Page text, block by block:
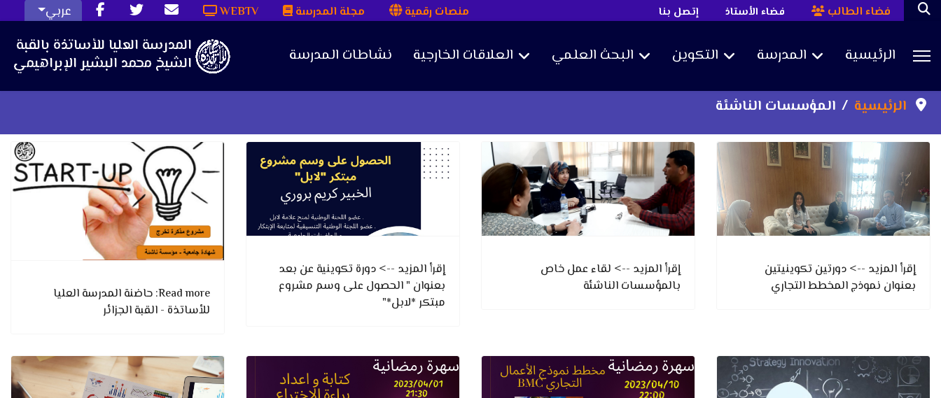
منصات رقمية مجلة المدرسة WEBTV عربي إتصل بنا فضاء الأستاذ فضاء الطالب
نشاطات المدرسة العلاقات الخارجية البحث العلمي التكوين المدرسة الرئيسية
الرئيسية المؤسسات الناشئة
إقرأ المزيد --> دورتين تكوينيتين
بعنوان نموذج المخطط التجاري
إقرأ المزيد --> لقاء عمل خاص
بالمؤسسات الناشئة
إقرأ المزيد --> دورة تكوينية عن بعد
بعنوان " الحصول على وسم مشروع
مبتكر *لابل*"
Read more: حاضنة المدرسة العليا
للأساتذة - القبة الجزائر